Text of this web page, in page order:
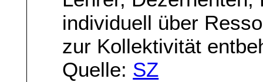
individuell über
zur Kollektivität
Quelle: SZ